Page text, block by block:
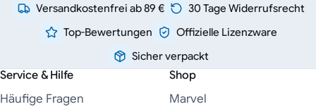
Versandkostenfrei ab 89 €
30 Tage Widerrufsrecht
Top-Bewertungen
Offizielle Lizenzware
Sicher verpackt
Service & Hilfe
Häufige Fragen
Shop
Marvel